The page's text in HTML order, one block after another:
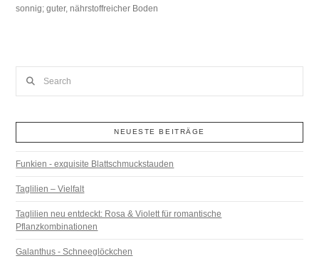
sonnig; guter, nährstoffreicher Boden
NEUESTE BEITRÄGE
Funkien - exquisite Blattschmuckstauden
Taglilien – Vielfalt
Taglilien neu entdeckt: Rosa & Violett für romantische
Pflanzkombinationen
Galanthus - Schneeglöckchen